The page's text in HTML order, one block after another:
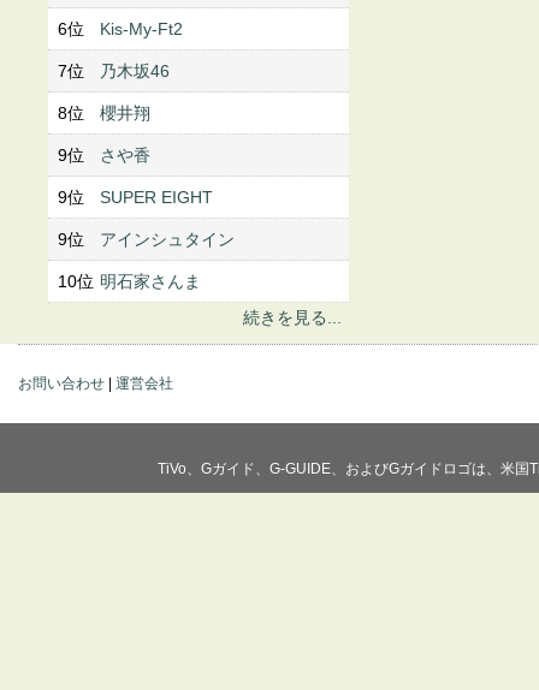
6位 Kis-My-Ft2
7位 乃木坂46
8位 櫻井翔
9位 さや香
9位 SUPER EIGHT
9位 アインシュタイン
10位 明石家さんま
続きを見る...
お問い合わせ 運営会社
TiVo、Gガイド、G-GUIDE、およびGガイドロゴは、米